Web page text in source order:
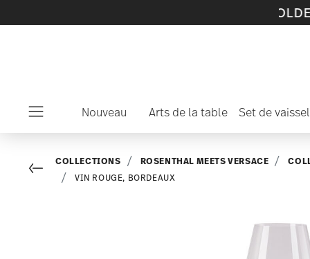
découvrez
Nouveau Arts de la table Set de
Go backCOLLECTIONS ROSENTHAL MEETS VERSACE
VIN ROUGE, BORDEAUX